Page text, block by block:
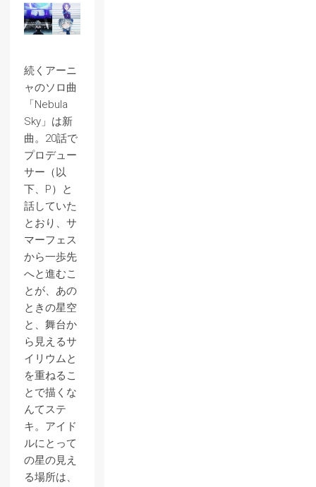
続くアーニ
ャのソロ曲
「Nebula
Sky」は新
曲。20話で
プロデュー
サー（以
下、P）と
話していた
とおり、サ
マーフェス
から一歩先
へと進むこ
とが、あの
ときの星空
と、舞台か
ら見えるサ
イリウムと
を重ねるこ
とで描くな
んてステ
キ。アイド
ルにとって
の星の見え
る場所は、